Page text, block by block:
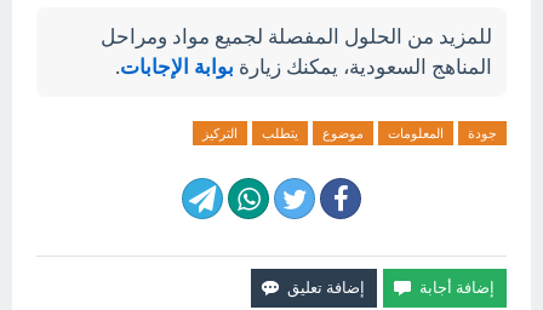
للمزيد من الحلول المفصلة لجميع مواد ومراحل
المناهج السعودية، يمكنك زيارة بوابة الإجابات.
جودة المعلومات موضوع يتطلب التركيز